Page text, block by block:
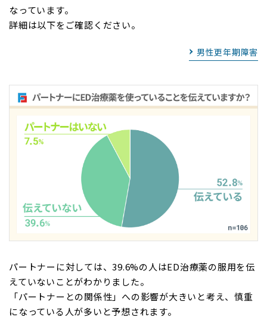
なっています。
詳細は以下をご確認ください。
男性更年期障害
パートナーに対しては、39.6%の人はED治療薬の服用を伝
えていないことがわかりました。
「パートナーとの関係性」への影響が大きいと考え、慎重
になっている人が多いと予想されます。